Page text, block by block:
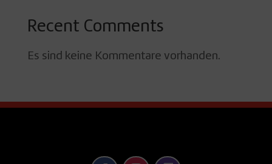
Recent Comments
Es sind keine Kommentare vorhanden.